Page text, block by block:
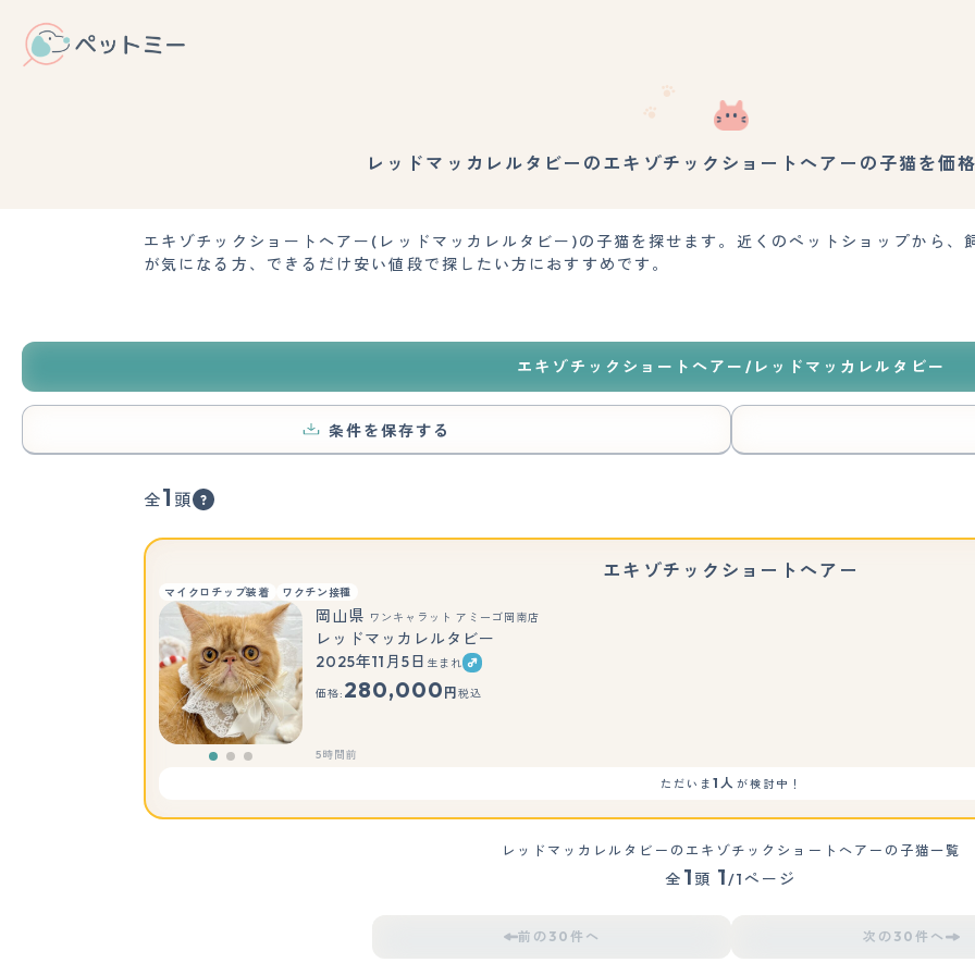
レッドマッカレルタビーのエキゾチックショートヘアーの子猫を価
エキゾチックショートヘアー(レッドマッカレルタビー)の子猫を探せます。近くのペットショップから
が気になる方、できるだけ安い値段で探したい方におすすめです。
エキゾチックショートヘアー/レッドマッカレルタビー
条件を保存する
全1 頭
エキゾチックショートヘアー
マイクロチップ装着 ワクチン接種
もっと見る
岡山県 ワンキャラット アミーゴ岡南店
レッドマッカレルタビー
2025年11月5日 生まれ
価格: 280,000 円 税込
5時間前
ただいま1人 が検討中！
レッドマッカレルタビーのエキゾチックショートヘアーの子猫一覧
全 1 頭 1/1ページ
前の30件へ 次の30件へ